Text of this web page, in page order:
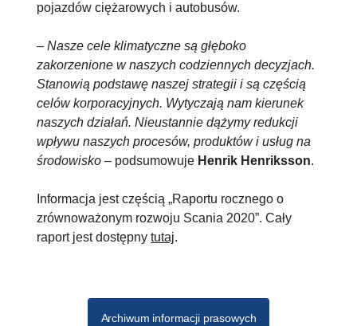
pojazdów ciężarowych i autobusów.
– Nasze cele klimatyczne są głęboko
zakorzenione w naszych codziennych decyzjach.
Stanowią podstawę naszej strategii i są częścią
celów korporacyjnych. Wytyczają nam kierunek
naszych działań. Nieustannie dążymy redukcji
wpływu naszych procesów, produktów i usług na
środowisko – podsumowuje Henrik Henriksson.
Informacja jest częścią „Raportu rocznego o
zrównoważonym rozwoju Scania 2020”. Cały
raport jest dostępny tutaj.
Archiwum informacji prasowych